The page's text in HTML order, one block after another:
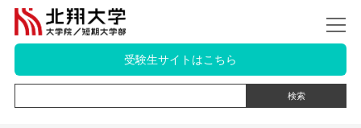
受験生サイトはこちら